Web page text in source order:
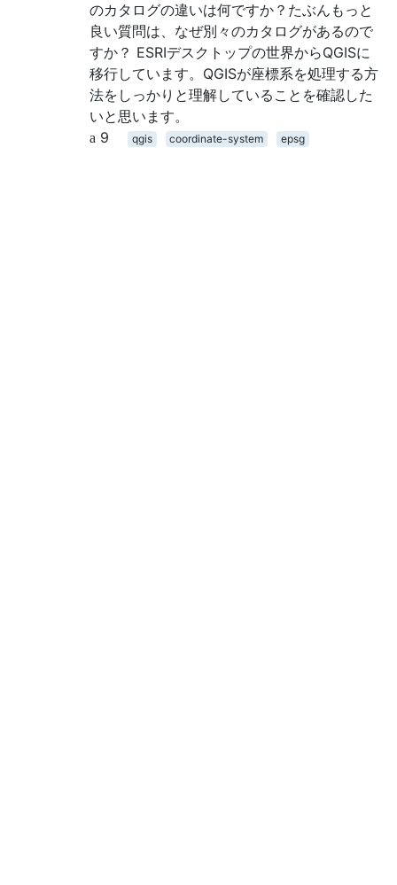
のカタログの違いは何ですか？たぶんもっと
良い質問は、なぜ別々のカタログがあるので
すか？ ESRIデスクトップの世界からQGISに
移行しています。QGISが座標系を処理する方
法をしっかりと理解していることを確認した
いと思います。
9
qgis coordinate-system epsg